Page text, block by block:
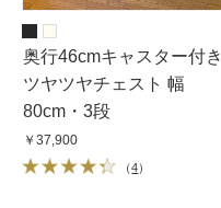
奥行46cmキャスター付き
ツヤツヤチェスト 幅
80cm・3段
￥37,900
（4）